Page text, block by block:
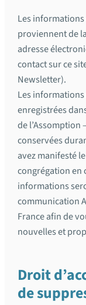
Les
proviennent de
adresse
contact sur ce
Newsletter).
Les
enregistrées
de l’Assomption
conservées
avez manifesté
congrégation en
informations
communication
France afin de
nouvelles et
Droit
de